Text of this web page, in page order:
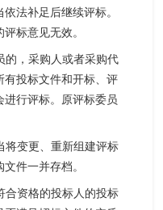
法补足后继续评标。
标意见无效。
的，采购人或者采购代
有投标文件和开标、评
行评标。原评标委员
将变更、重新组建评标
件一并存档。
合资格的投标人的投标